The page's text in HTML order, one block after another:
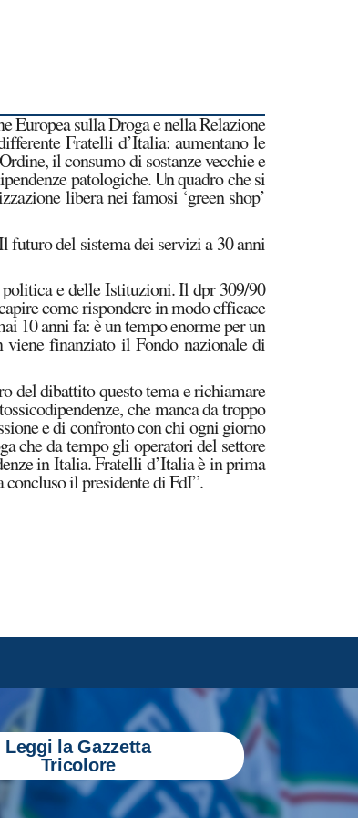
Europea sulla Droga e nella Relazione
Fratelli d’Italia: aumentano le
il consumo di sostanze vecchie e
patologiche. Un quadro che si
libera nei famosi ‘green shop’
del sistema dei servizi a 30 anni
politica e delle Istituzioni. Il dpr 309/90
come rispondere in modo efficace
10 anni fa: è un tempo enorme per un
viene finanziato il Fondo nazionale di
del dibattito questo tema e richiamare
che manca da troppo
e di confronto con chi ogni giorno
che da tempo gli operatori del settore
in Italia. Fratelli d’Italia è in prima
il presidente di FdI”.
Leggi la Gazzetta
Tricolore